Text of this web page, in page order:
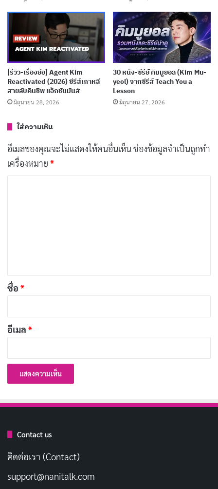
เผยแพร่เมื่อ: 3 สัปดาห์ ที่ผ่านมา
[รีวิว-เรื่องย่อ] The East Palace (2026) ซีรีส์สยอง
ขวัญเหนือธรรมชาติแห่งวังต้องห้าม
เผยแพร่เมื่อ: 3 สัปดาห์ ที่ผ่านมา
[รีวิว-เรื่องย่อ] Dream to You (2026) รีวิวซีรีส์เกา
หลีดราม่าโรแมนติก ฮวังอินยอบ ฮเยรี
ปล้นเกาหลีที่เปิดแผลคอร์รัปชันบน Netflix
หากเปรียบเทียบกับซีรีส์ที่มีแนวเรื่องคล้ายกัน เช่นMy
NameและTaxi DriverGangnam B-Side มีศักยภาพใน
เรื่องที่ซับซ้อนและความพยายามในการแบ่งแยกขาวดำ
ทำให้เรื่องราวดูไม่ลึกซึ้งอย่างที่ควรจะเป็น ซีรีส์มีจุดเด่นใน
หรูหรา แต่ขาดความชัดเจนในการแสดงให้เห็นถึงด้านลึก
Gangnam B-Side เป็นซีรีส์ที่พยายามนำเสนอมุมมืดของ
โลกที่เต็มไปด้วยอาชญากรรม แม้ว่าเรื่องราวจะมีความ
[รีวิว-เรื่องย่อ] Agent Kim
Reactivated (2026) ซีรีส์เกาหลี
สายลับคืนชีพ แอ็กชันมันส์
มิถุนายน 28, 2026
30 หนัง-ซีรีย์ คิมมูยอล (Kim Mu-
yeol) จากซีรีส์ Teach You a
Lesson
มิถุนายน 27, 2026
ใส่ความเห็น
อีเมลของคุณจะไม่แสดงให้คนอื่นเห็นช่องข้อมูลจำเป็นถูกทำ
เครื่องหมาย *
*
ชื่อ *
อีเมล *
Contact us
ติดต่อเรา (Contact)
support@nanitalk.com